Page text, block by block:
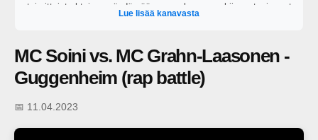
toimittajat yhteisen pöydän ääreen perkaamaan kiinnostavimmat
ajankohtaiset puheenaiheet. https://areena.yle.fi/1-64828919?
Lue lisää kanavasta
MC Soini vs. MC Grahn-Laasonen -
Guggenheim (rap battle)
📅 11.04.2023